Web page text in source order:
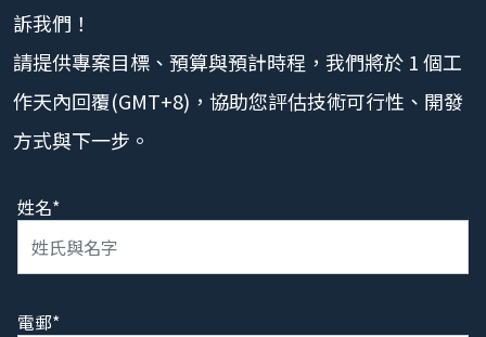
訴我們！
請提供專案目標、預算與預計時程，我們將於 1 個工
作天內回覆(GMT+8)，協助您評估技術可行性、開發
方式與下一步。
姓名*
電郵*